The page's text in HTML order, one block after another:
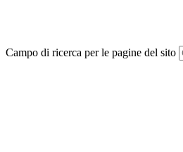
Campo di ricerca per le pagine del sito